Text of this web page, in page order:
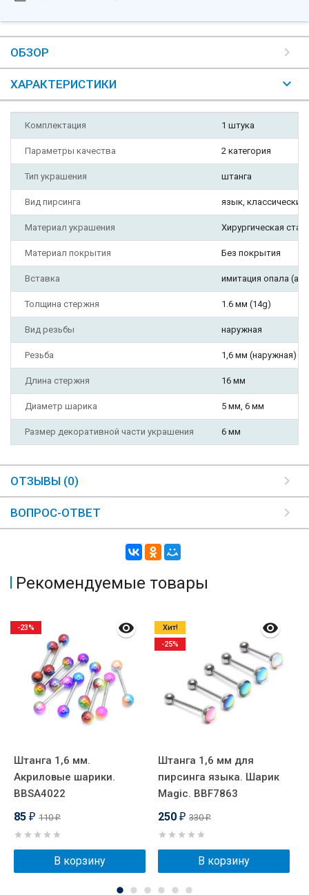
ОБЗОР
ХАРАКТЕРИСТИКИ
Комплектация 1 штука
Параметры качества 2 категория
Тип украшения штанга
Вид пирсинга язык, классический
Материал украшения Хирургическая
Материал покрытия Без покрытия
Вставка имитация опала
Толщина стержня 1.6 мм (14g)
Вид резьбы наружная
Резьба 1,6 мм (наружная)
Длина стержня 16 мм
Диаметр шарика 5 мм, 6 мм
Размер декоративной части украшения 6 мм
ОТЗЫВЫ (0)
ВОПРОС-ОТВЕТ
Рекомендуемые товары
Штанга 1,6 мм.
Акриловые шарики.
BBSA4022
85 ₽ 110₽
В корзину
-23%
Штанга 1,6 мм для
пирсинга языка. Шарик
Magic. BBF7863
250 ₽ 330₽
В корзину
Хит!
-25%